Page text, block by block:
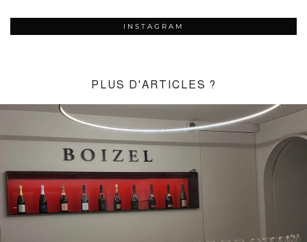
INSTAGRAM
PLUS D'ARTICLES ?